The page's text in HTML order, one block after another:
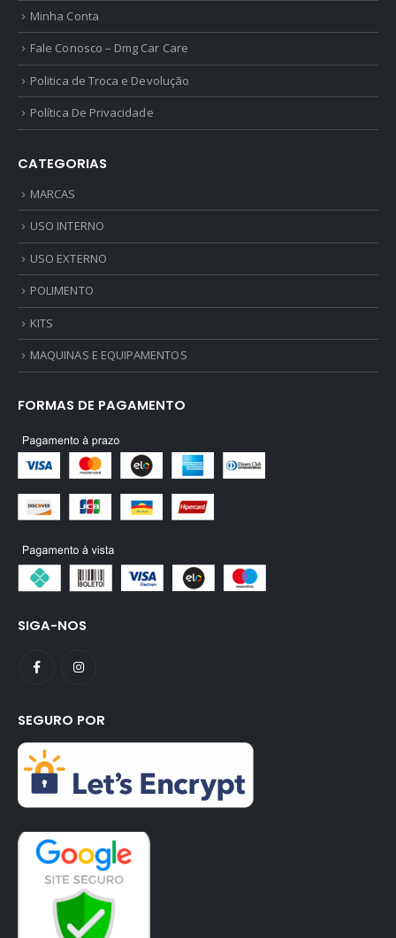
Minha Conta
Fale Conosco – Dmg Car Care
Politica de Troca e Devolução
Política De Privacidade
CATEGORIAS
MARCAS
USO INTERNO
USO EXTERNO
POLIMENTO
KITS
MAQUINAS E EQUIPAMENTOS
FORMAS DE PAGAMENTO
SIGA-NOS
SEGURO POR